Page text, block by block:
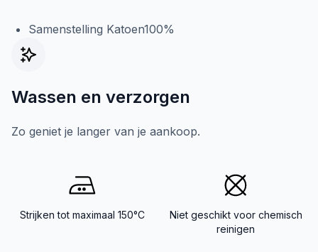
Samenstelling Katoen100%
Wassen en verzorgen
Zo geniet je langer van je aankoop.
Strijken tot maximaal 150°C
Niet geschikt voor chemisch
reinigen